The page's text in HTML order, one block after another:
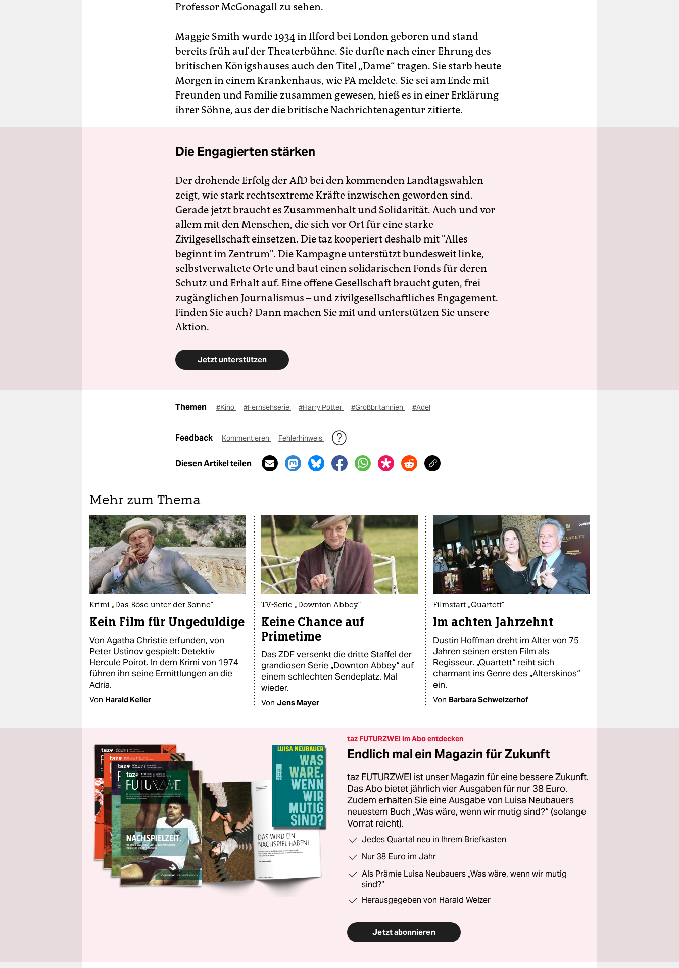
Professor McGonagall zu sehen.
Maggie Smith wurde 1934 in Ilford bei London geboren und stand
bereits früh auf der Theaterbühne. Sie durfte nach einer Ehrung des
britischen Königshauses auch den Titel „Dame“ tragen. Sie starb heute
Morgen in einem Krankenhaus, wie PA meldete. Sie sei am Ende mit
Freunden und Familie zusammen gewesen, hieß es in einer Erklärung
ihrer Söhne, aus der die britische Nachrichtenagentur zitierte.
Die Engagierten stärken
Der drohende Erfolg der AfD bei den kommenden Landtagswahlen
zeigt, wie stark rechtsextreme Kräfte inzwischen geworden sind.
Gerade jetzt braucht es Zusammenhalt und Solidarität. Auch und vor
allem mit den Menschen, die sich vor Ort für eine starke
Zivilgesellschaft einsetzen. Die taz kooperiert deshalb mit "Alles
beginnt im Zentrum". Die Kampagne unterstützt bundesweit linke,
selbstverwaltete Orte und baut einen solidarischen Fonds für deren
Schutz und Erhalt auf. Eine offene Gesellschaft braucht guten, frei
zugänglichen Journalismus – und zivilgesellschaftliches Engagement.
Finden Sie auch? Dann machen Sie mit und unterstützen Sie unsere
Aktion.
Jetzt unterstützen
Themen #Kino #Fernsehserie #Harry Potter #Großbritannien #Adel
Feedback Kommentieren Fehlerhinweis
Diesen Artikel teilen
Mehr zum Thema
Krimi „Das Böse unter der Sonne“
Kein Film für Ungeduldige
Von Agatha Christie erfunden, von
Peter Ustinov gespielt: Detektiv
Hercule Poirot. In dem Krimi von 1974
führen ihn seine Ermittlungen an die
Adria.
Von Harald Keller
TV-Serie „Downton Abbey“
Keine Chance auf
Primetime
Das ZDF versenkt die dritte Staffel der
grandiosen Serie „Downton Abbey“ auf
einem schlechten Sendeplatz. Mal
wieder.
Von Jens Mayer
Filmstart „Quartett“
Im achten Jahrzehnt
Dustin Hoffman dreht im Alter von 75
Jahren seinen ersten Film als
Regisseur. „Quartett“ reiht sich
charmant ins Genre des „Alterskinos“
ein.
Von Barbara Schweizerhof
taz FUTURZWEI im Abo entdecken
Endlich mal ein Magazin für Zukunft
taz FUTURZWEI ist unser Magazin für eine bessere Zukunft.
Das Abo bietet jährlich vier Ausgaben für nur 38 Euro.
Zudem erhalten Sie eine Ausgabe von Luisa Neubauers
neuestem Buch „Was wäre, wenn wir mutig sind?“ (solange
Vorrat reicht).
Jedes Quartal neu in Ihrem Briefkasten
Nur 38 Euro im Jahr
Als Prämie Luisa Neubauers „Was wäre, wenn wir mutig
sind?“
Herausgegeben von Harald Welzer
Jetzt abonnieren